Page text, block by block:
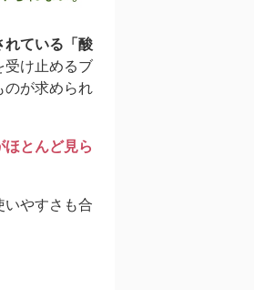
れている「酸
受け止めるブ
のが求められ
とんど見ら
やすさも合